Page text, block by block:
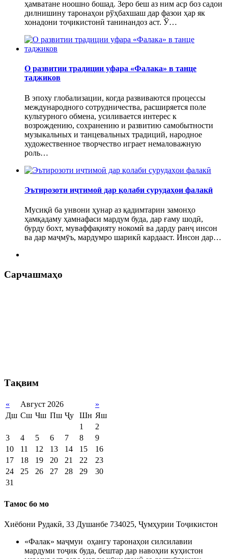
ҳамватане ноошно бошад. Зеро беш аз ним аср боз садои
дилнишину таронаҳои рўҳбахшаш дар фазои ҳар як
хонадони тоҷикистонӣ танинандоз аст. Ў…
О развитии традиции уфара «Фалака» в танце
таджиков
В эпоху глобализации, когда развиваются процессы
международного сотрудничества, расширяется поле
культурного обмена, усиливается интерес к
возрождению, сохранению и развитию самобытности
музыкальных и танцевальных традиций, народное
художественное творчество играет немаловажную
роль…
Эътирозоти иҷтимоӣ дар қолаби сурудаҳои фалакӣ
Мусиқӣ ба унвони ҳунар аз қадимтарин замонҳо
ҳамқадаму ҳамнафаси мардум буда, дар ғаму шодӣ,
бурду бохт, муваффақияту нокомӣ ва дарду ранҷ инсон
ва дар маҷмӯъ, мардумро шарикӣ кардааст. Инсон дар…
Сарчашмаҳо
Тақвим
« Август 2026
»
Дш Сш Чш Пш Ҷу Шн Яш
1
2
3
4 5 6 7 8
9
10
11 12 13 14 15
16
17
18 19 20 21 22
23
24
25 26 27 28 29
30
31
Тамос бо мо
Хиёбони Рудакӣ, 33 Душанбе 734025, Ҷумҳурии Тоҷикистон
«Фалак» маҷмуи оҳангу таронаҳои силсилавии
мардуми тоҷик буда, бештар дар навоҳии куҳистон